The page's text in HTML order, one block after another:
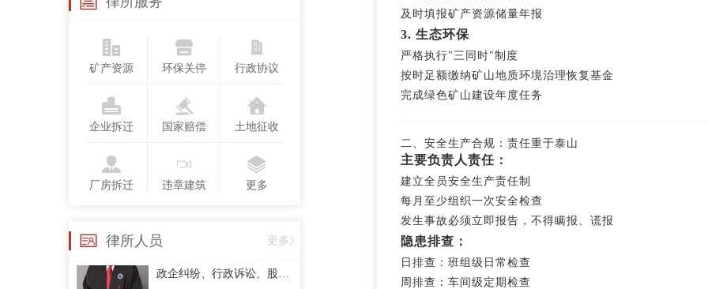
矿产资源 环保关停 行政协议
企业拆迁 国家赔偿 土地征收
厂房拆迁 违章建筑 更多
律所人员 更多》
执业律师
手机号：13718123775
政企纠纷、行政诉讼、股东损害公司债权人利益纠纷、股权转让合同纠纷、项目转让合同纠纷、委托代理合同纠纷、建设工程施工合同纠纷、房屋租赁合同纠纷、民间借贷合同纠纷、财产损害赔
及时填报矿产资源储量年报
3. 生态环保
严格执行"三同时"制度
按时足额缴纳矿山地质环境治理恢复基金
完成绿色矿山建设年度任务
二、安全生产合规：责任重于泰山
主要负责人责任：
建立全员安全生产责任制
每月至少组织一次安全检查
发生事故必须立即报告，不得瞒报、谎报
隐患排查：
日排查：班组级日常检查
周排查：车间级定期检查